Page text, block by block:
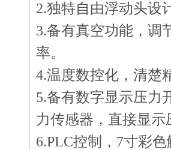
2.独特自由浮动头设
3.备有真空功能，调
率。
4.温度数控化，清楚
5.备有数字显示压力
力传感器，直接显示
6.PLC控制，7寸彩